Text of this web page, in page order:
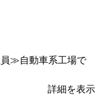
≫自動車系工場で
詳細を表示